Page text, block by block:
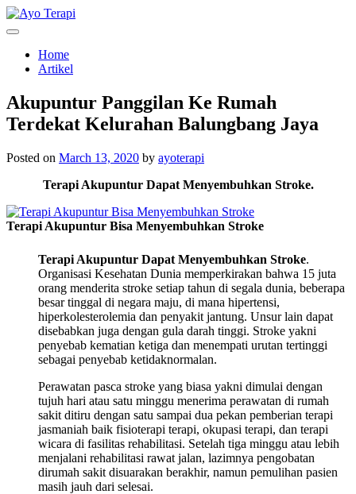
Skip
to
Home
Artikel
Akupuntur Panggilan Ke Rumah
Terdekat Kelurahan Balungbang Jaya
Posted on March 13, 2020 by ayoterapi
Terapi Akupuntur Dapat Menyembuhkan Stroke.
Terapi Akupuntur Bisa Menyembuhkan Stroke
Terapi Akupuntur Dapat Menyembuhkan Stroke.
Organisasi Kesehatan Dunia memperkirakan bahwa 15 juta
orang menderita stroke setiap tahun di segala dunia, beberapa
besar tinggal di negara maju, di mana hipertensi,
hiperkolesterolemia dan penyakit jantung. Unsur lain dapat
disebabkan juga dengan gula darah tinggi. Stroke yakni
penyebab kematian ketiga dan menempati urutan tertinggi
sebagai penyebab ketidaknormalan.
Perawatan pasca stroke yang biasa yakni dimulai dengan
tujuh hari atau satu minggu menerima perawatan di rumah
sakit ditiru dengan satu sampai dua pekan pemberian terapi
jasmaniah baik fisioterapi terapi, okupasi terapi, dan terapi
wicara di fasilitas rehabilitasi. Setelah tiga minggu atau lebih
menjalani rehabilitasi rawat jalan, lazimnya pengobatan
dirumah sakit disuarakan berakhir, namun pemulihan pasien
masih jauh dari selesai.